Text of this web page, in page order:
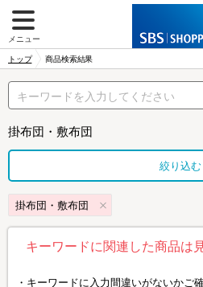
メニュー
トップ 商品検索結果
掛布団・敷布団
絞り込む
掛布団・敷布団
キーワードに関連した商品は
キーワードに入力間違いがないかご